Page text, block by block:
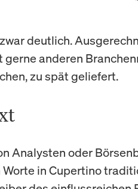
deutlich.
anderen
zu spät geliefert.
Analysten oder
in Cupertino